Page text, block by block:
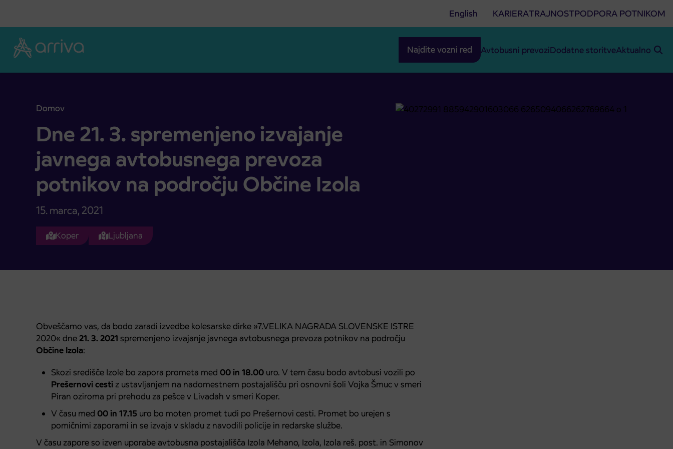
English KARIERATRAJNOSTPODPORA POTNIKOM
Najdite vozni red Avtobusni prevoziDodatne storitveAktualno
Domov
Dne 21. 3. spremenjeno izvajanje javnega avtobusnega prevoza potnikov na področju Občine Izola
Dne 21. 3. spremenjeno izvajanje
javnega avtobusnega prevoza
potnikov na področju Občine Izola
15. marca, 2021
Koper Ljubljana
Obveščamo vas, da bodo zaradi izvedbe kolesarske dirke »7.VELIKA NAGRADA SLOVENSKE ISTRE
2020« dne21. 3. 2021 spremenjeno izvajanje javnega avtobusnega prevoza potnikov na področju
Občine Izola:
Skozi središče Izole bo zapora prometa med 00 in 18.00 uro. V tem času bodo avtobusi vozili po
Prešernovi cesti z ustavljanjem na nadomestnem postajališču pri osnovni šoli Vojka Šmuc v smeri
Piran oziroma pri prehodu za pešce v Livadah v smeri Koper.
V času med 00 in 17.15 uro bo moten promet tudi po Prešernovi cesti. Promet bo urejen s
pomičnimi zaporami in se izvaja v skladu z navodili policije in redarske službe.
V času zapore so izven uporabe avtobusna postajališča Izola Mehano, Izola, Izola reš. post. in Simonov